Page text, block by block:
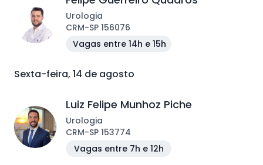
Urologia
CRM-SP 156076
Vagas entre 14h e 15h
Sexta-feira, 14 de agosto
Luiz Felipe Munhoz Piche
Urologia
CRM-SP 153774
Vagas entre 7h e 12h